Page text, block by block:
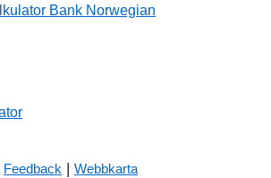
Bank Norwegian
Feedback | Webbkarta